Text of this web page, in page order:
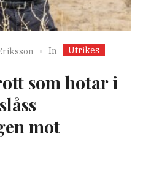
In Utrikes
som hotar i
mot